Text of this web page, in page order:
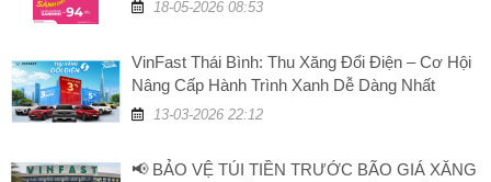
18-05-2026 08:53
VinFast Thái Bình: Thu Xăng Đổi Điện – Cơ Hội
Nâng Cấp Hành Trình Xanh Dễ Dàng Nhất
13-03-2026 22:12
📢 BẢO VỆ TÚI TIỀN TRƯỚC BÃO GIÁ XĂNG